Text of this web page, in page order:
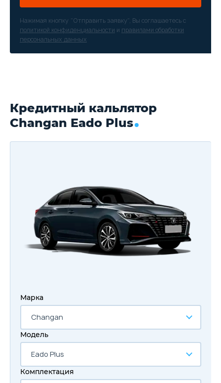
Нажимая кнопку “Отправить заявку”, Вы соглашаетесь с
политикой конфиденциальности и правилами обработки
персональных данных
Кредитный кальлятор
Changan Eado Plus
Марка
Changan
Модель
Eado Plus
Комплектация